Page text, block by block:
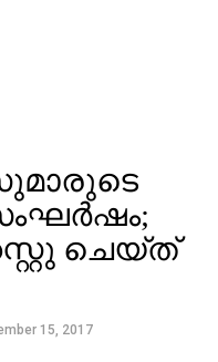
ചെയ്ത്
15, 2017